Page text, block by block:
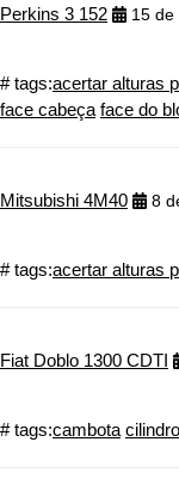
Perkins 3 152 15 de
# tags:acertar alturas
face cabeça face do
Mitsubishi 4M40 8
# tags:acertar alturas
Fiat Doblo 1300 CDTI
# tags:cambota